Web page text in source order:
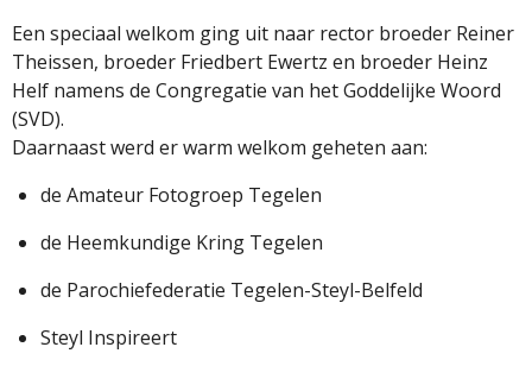
Een speciaal welkom ging uit naar rector broeder Reiner
Theissen, broeder Friedbert Ewertz en broeder Heinz
Helf namens de Congregatie van hetGoddelijke Woord
(SVD).
Daarnaastwerd erwarm welkom geheten aan:
de Amateur Fotogroep Tegelen
de Heemkundige Kring Tegelen
de Parochiefederatie Tegelen-Steyl-Belfeld
Steyl Inspireert